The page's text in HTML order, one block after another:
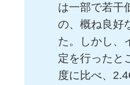
は一部で若干
の、概ね良好
た。しかし、
定を行ったと
度に比べ、